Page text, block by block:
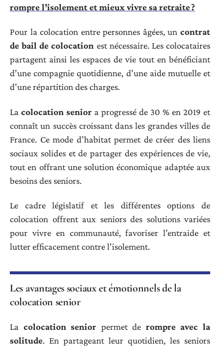
rompre l’isolement et mieux vivre sa retraite ?
Pour la colocation entre personnes âgées, un contrat
de bail de colocation est nécessaire. Les colocataires
partagent ainsi les espaces de vie tout en bénéficiant
d’une compagnie quotidienne, d’une aide mutuelle et
d’une répartition des charges.
La colocation senior a progressé de 30 % en 2019 et
connaît un succès croissant dans les grandes villes de
France. Ce mode d’habitat permet de créer des liens
sociaux solides et de partager des expériences de vie,
tout en offrant une solution économique adaptée aux
besoins des seniors.
Le cadre législatif et les différentes options de
colocation offrent aux seniors des solutions variées
pour vivre en communauté, favoriser l’entraide et
lutter efficacement contre l’isolement.
Les avantages sociaux et émotionnels de la
colocation senior
La colocation senior permet de rompre avec la
solitude. En partageant leur quotidien, les seniors